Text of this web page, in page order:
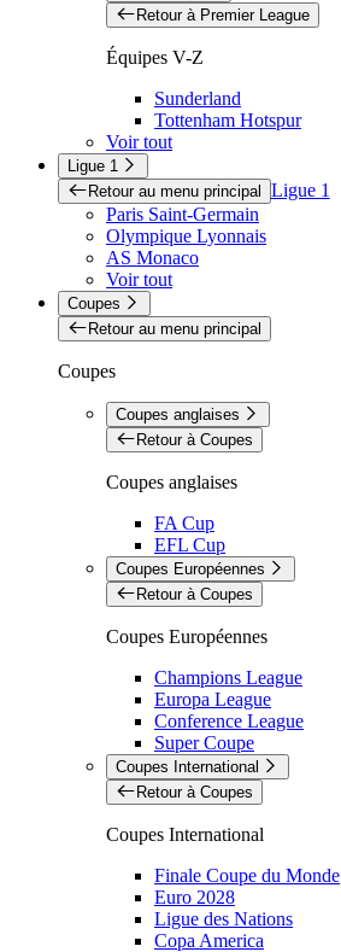
Retour à Premier League
Équipes V-Z
Sunderland
Tottenham Hotspur
Voir tout
Ligue 1
Retour au menu principal Ligue 1
Paris Saint-Germain
Olympique Lyonnais
AS Monaco
Voir tout
Coupes
Retour au menu principal
Coupes
Coupes anglaises
Retour à Coupes
Coupes anglaises
FA Cup
EFL Cup
Coupes Européennes
Retour à Coupes
Coupes Européennes
Champions League
Europa League
Conference League
Super Coupe
Coupes International
Retour à Coupes
Coupes International
Finale Coupe du Monde
Euro 2028
Ligue des Nations
Copa America